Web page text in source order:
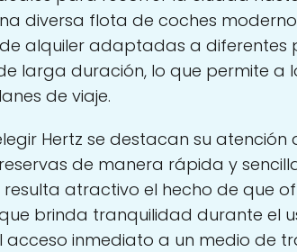
diversa flota de coches
alquiler adaptadas a diferentes
larga duración, lo que permite a
de viaje.
Hertz se destacan su
de manera rápida y
resulta atractivo el hecho de que
brinda tranquilidad durante el
inmediato a un medio de